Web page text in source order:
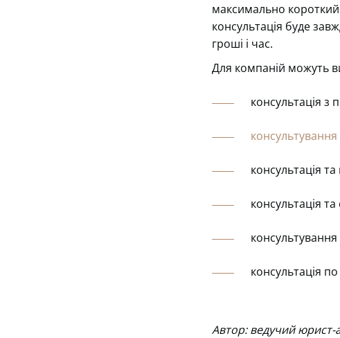
максимально короткий
консультація буде
гроші і час.
Для компаній можуть
консультація з
консультація
консультація
консультація
Автор: ведучий юрист-